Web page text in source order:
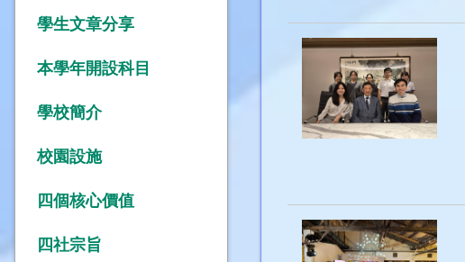
學生文章分享
本學年開設科目
學校簡介
校園設施
四個核心價值
四社宗旨